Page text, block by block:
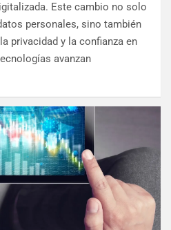
Este cambio no solo
personales, sino también
privacidad y la confianza en
avanzan